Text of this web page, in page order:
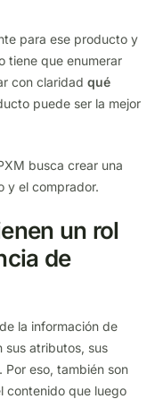
para ese producto y
tiene que enumerar
con claridad qué
puede ser la mejor
busca crear una
y el comprador.
un rol
de
la información de
sus atributos, sus
Por eso, también son
contenido que luego